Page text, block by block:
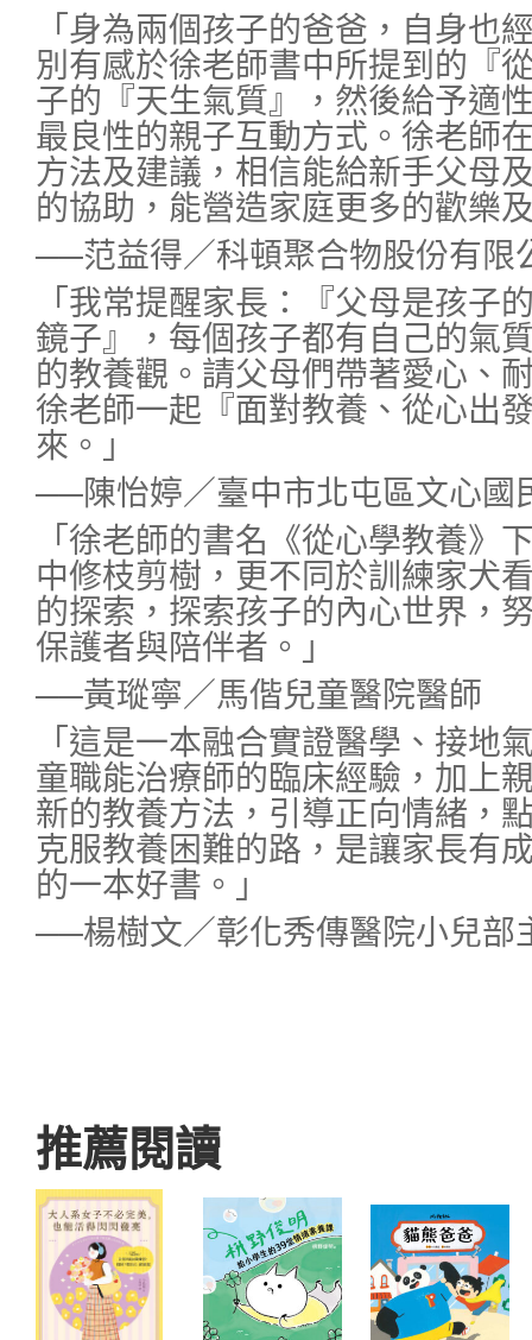
「身為兩個孩子的爸爸，自身也
別有感於徐老師書中所提到的『
子的『天生氣質』，然後給予適
最良性的親子互動方式。徐老師
方法及建議，相信能給新手父母
的協助，能營造家庭更多的歡樂
──范益得／科頓聚合物股份有限
「我常提醒家長：『父母是孩子
鏡子』，每個孩子都有自己的氣
的教養觀。請父母們帶著愛心、
徐老師一起『面對教養、從心出
來。」
──陳怡婷／臺中市北屯區文心國
「徐老師的書名《從心學教養》
中修枝剪樹，更不同於訓練家犬
的探索，探索孩子的內心世界，
保護者與陪伴者。」
──黃瑽寧／馬偕兒童醫院醫師
「這是一本融合實證醫學、接地
童職能治療師的臨床經驗，加上
新的教養方法，引導正向情緒，
克服教養困難的路，是讓家長有
的一本好書。」
──楊樹文／彰化秀傳醫院小兒部
推薦閱讀